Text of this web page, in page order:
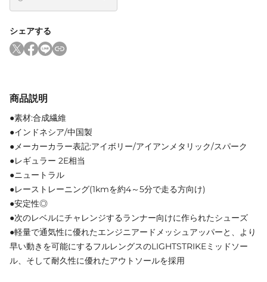
シェアする
商品説明
●素材:合成繊維
●インドネシア/中国製
●メーカーカラー表記:アイボリー/アイアンメタリック/スパーク
●レギュラー 2E相当
●ニュートラル
●レーストレーニング(1kmを約4～5分で走る方向け)
●安定性◎
●次のレベルにチャレンジするランナー向けに作られたシューズ
●軽量で通気性に優れたエンジニアードメッシュアッパーと、より
早い動きを可能にするフルレングスのLIGHTSTRIKEミッドソー
ル、そして耐久性に優れたアウトソールを採用